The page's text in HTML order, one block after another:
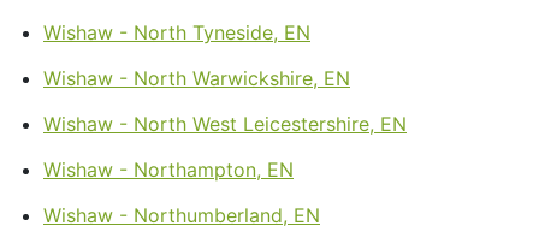
Wishaw - North Tyneside, EN
Wishaw - North Warwickshire, EN
Wishaw - North West Leicestershire, EN
Wishaw - Northampton, EN
Wishaw - Northumberland, EN